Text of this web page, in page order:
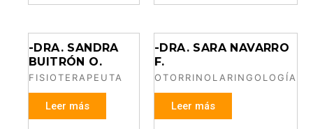
-DRA. SANDRA
BUITRÓN O.
FISIOTERAPEUTA
Leer más
-DRA. SARA NAVARRO
F.
OTORRINOLARINGOLOGÍA
Leer más